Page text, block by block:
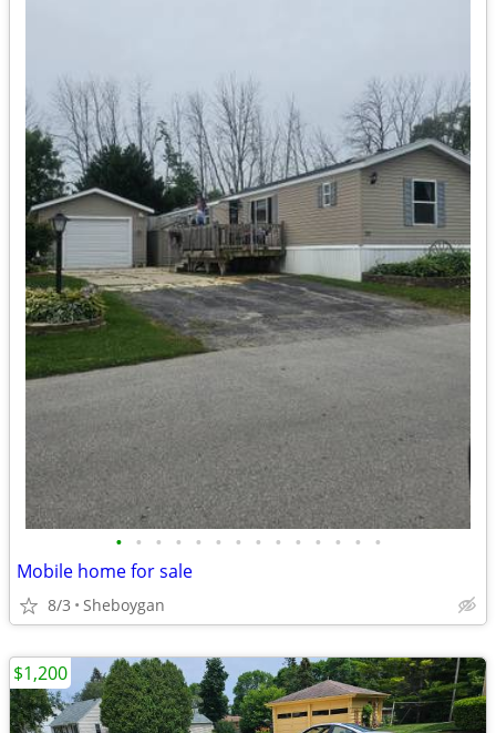
• • • • • • • • • • • • • •
Mobile home for sale
8/3 Sheboygan
$1,200